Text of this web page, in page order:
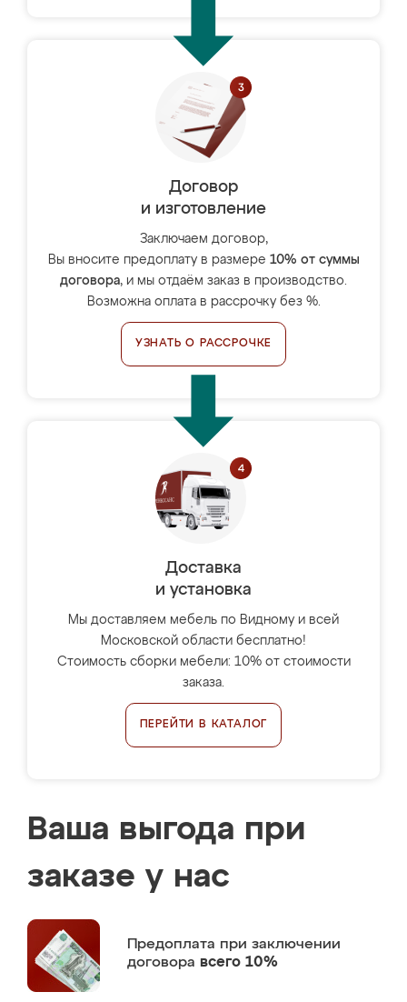
Договор
и изготовление
Заключаем договор,
Вы вносите предоплату в размере 10% от суммы
договора, и мы отдаём заказ в производство.
Возможна оплата в рассрочку без %.
УЗНАТЬ О РАССРОЧКЕ
Доставка
и установка
Мы доставляем мебель по Видному и всей
Московской области бесплатно!
Стоимость сборки мебели: 10% от стоимости
заказа.
ПЕРЕЙТИ В КАТАЛОГ
Ваша выгода при
заказе у нас
Предоплата при заключении
договора всего 10%